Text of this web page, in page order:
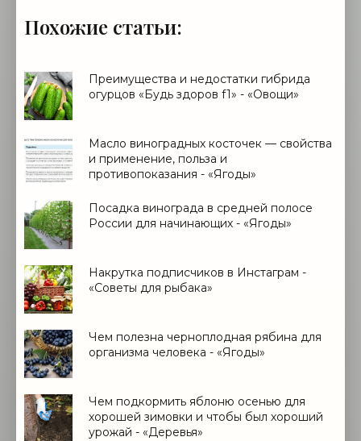
Похожие статьи:
Преимущества и недостатки гибрида
огурцов «Будь здоров f1» - «Овощи»
Масло виноградных косточек — свойства
и применение, польза и
противопоказания - «Ягоды»
Посадка винограда в средней полосе
России для начинающих - «Ягоды»
Накрутка подписчиков в Инстаграм -
«Советы для рыбака»
Чем полезна черноплодная рябина для
организма человека - «Ягоды»
Чем подкормить яблоню осенью для
хорошей зимовки и чтобы был хороший
урожай - «Деревья»